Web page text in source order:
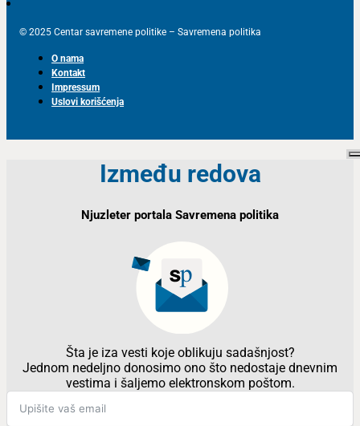
© 2025 Centar savremene politike – Savremena politika
O nama
Kontakt
Impressum
Uslovi korišćenja
Između redova
Njuzleter portala Savremena politika
Šta je iza vesti koje oblikuju sadašnjost?
Jednom nedeljno donosimo ono što nedostaje dnevnim
vestima i šaljemo elektronskom poštom.